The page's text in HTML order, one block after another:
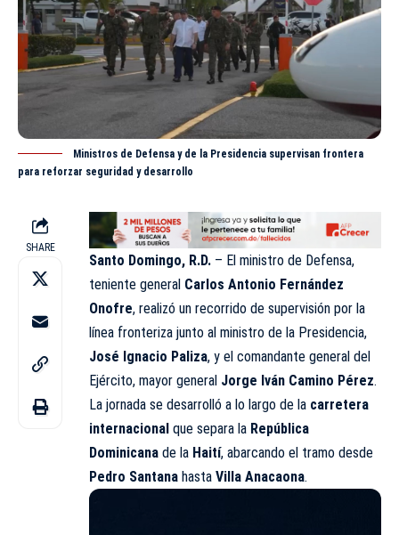
Ministros de Defensa y de la Presidencia supervisan frontera
para reforzar seguridad y desarrollo
SHARE
Santo Domingo, R.D. – El ministro de Defensa,
teniente general Carlos Antonio Fernández
Onofre, realizó un recorrido de supervisión por la
línea fronteriza junto al ministro de la Presidencia,
José Ignacio Paliza, y el comandante general del
Ejército, mayor general Jorge Iván Camino Pérez.
La jornada se desarrolló a lo largo de la carretera
internacional que separa la República
Dominicana de la Haití, abarcando el tramo desde
Pedro Santana hasta Villa Anacaona.